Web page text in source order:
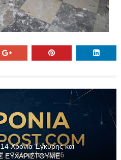
Χρόνια Έγκυρης και
ΕΥΧΑΡΙΣΤΟΥΜΕ